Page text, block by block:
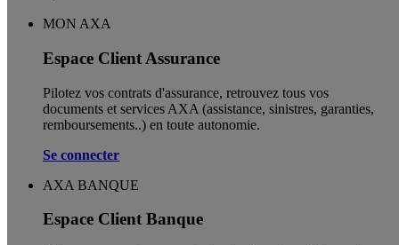
MON AXA
Espace Client Assurance
Pilotez vos contrats d'assurance, retrouvez tous vos
documents et services AXA (assistance, sinistres, garanties,
remboursements..) en toute autonomie. ​
Se connecter
AXA BANQUE
Espace Client Banque